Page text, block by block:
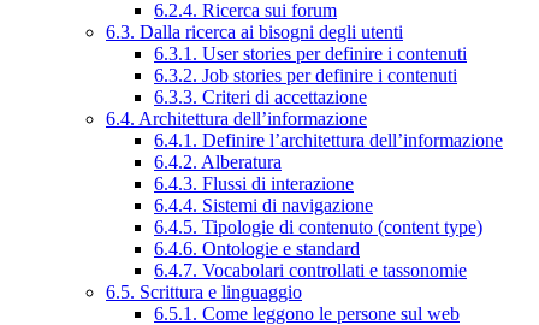
6.2.4. Ricerca sui forum
6.3. Dalla ricerca ai bisogni degli utenti
6.3.1. User stories per definire i contenuti
6.3.2. Job stories per definire i contenuti
6.3.3. Criteri di accettazione
6.4. Architettura dell’informazione
6.4.1. Definire l’architettura dell’informazione
6.4.2. Alberatura
6.4.3. Flussi di interazione
6.4.4. Sistemi di navigazione
6.4.5. Tipologie di contenuto (content type)
6.4.6. Ontologie e standard
6.4.7. Vocabolari controllati e tassonomie
6.5. Scrittura e linguaggio
6.5.1. Come leggono le persone sul web